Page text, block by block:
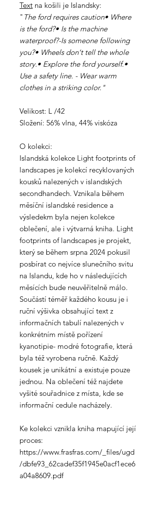
Text na košili je Islandsky:
" The ford requires caution•⁠ ⁠Where
is the ford?•⁠ ⁠Is the machine
waterproof?-Is someone following
you?•⁠ ⁠Wheels don‘t tell the whole
story.•⁠ ⁠Explore the ford yourself.•⁠
⁠Use a safety line. - Wear warm
clothes in a striking color."
Velikost: L /42
Složení: 56% vlna, 44% viskóza
O kolekci:
Islandská kolekce Light footprints of
landscapes je kolekcí recyklovaných
kousků nalezených v islandských
secondhandech. Vznikala během
měsíční islandské residence a
výsledekm byla nejen kolekce
oblečení, ale i výtvarná kniha. Light
footprints of landscapes je projekt,
který se během srpna 2024 pokusil
posbírat co nejvíce slunečního svitu
na Islandu, kde ho v následujících
měsících bude neuvěřitelně málo.
Součástí téměř každého kousu je i
ruční výšivka obsahující text z
informačních tabulí nalezených v
konkrétním místě pořízení
kyanotipie- modré fotografie, která
byla též vyrobena ručně. Každý
kousek je unikátní a existuje pouze
jednou. Na oblečení též najdete
vyšité souřadnice z místa, kde se
informační cedule nacházely.
Ke kolekci vznikla kniha mapující její
proces:
https://www.frasfras.com/_files/ugd
/dbfe93_62cadef35f1945e0acf1ece6
a04a8609.pdf